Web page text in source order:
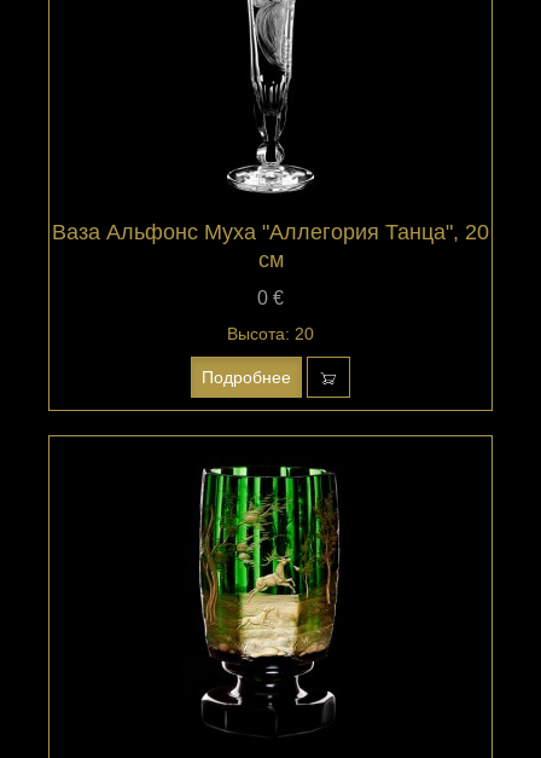
Ваза Альфонс Муха "Аллегория Танца", 20
см
0 €
Высота: 20
Подробнее